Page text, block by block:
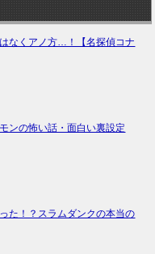
なくアノ方…！【名探偵コナ
ンの怖い話・面白い裏設定
た！？スラムダンクの本当の